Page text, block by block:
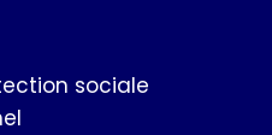
sociale